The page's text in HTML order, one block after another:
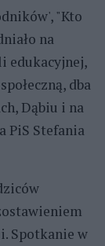
"Kto
na
edukacyjnej,
dba
Dąbiu i na
PiS Stefania
Spotkanie w